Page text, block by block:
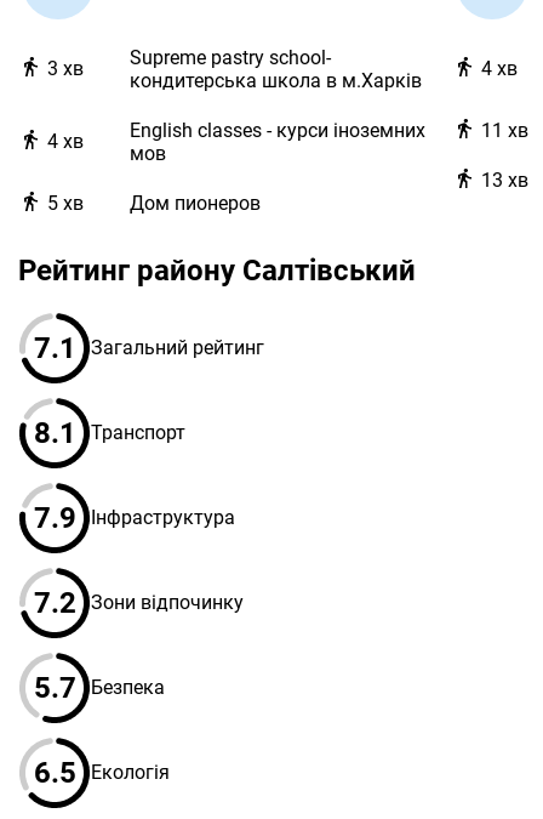
3 хв
Supreme pastry school-
кондитерська школа в м.Харків
4 хв
English classes - курси іноземних
мов
5 хв Дом пионеров
4 хв
11 хв
13 хв
Рейтинг району Салтівський
7.1 Загальний рейтинг
8.1 Транспорт
7.9 Інфраструктура
7.2 Зони відпочинку
5.7 Безпека
6.5 Екологія